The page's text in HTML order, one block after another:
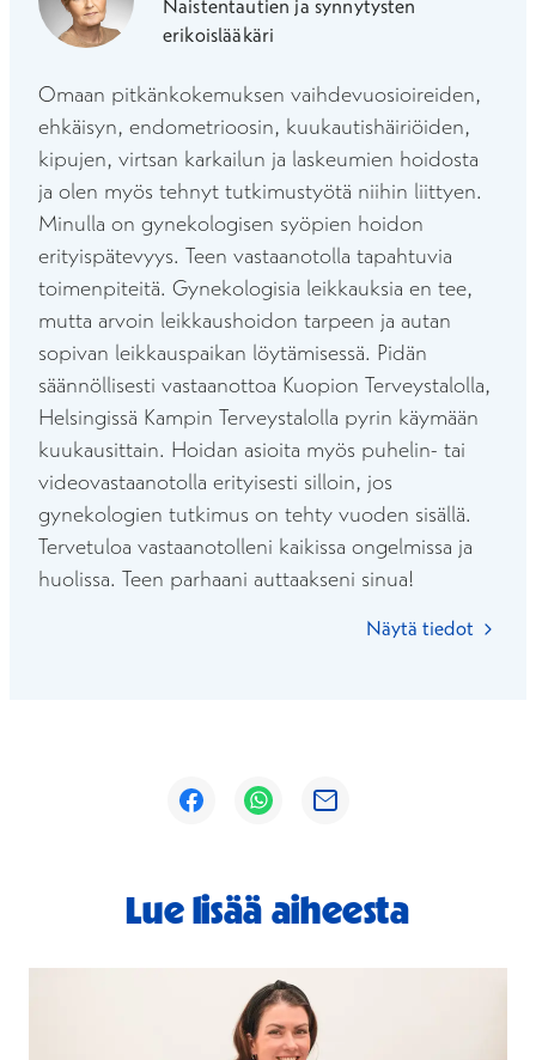
Naistentautien ja synnytysten
erikoislääkäri
Omaan pitkänkokemuksen vaihdevuosioireiden,
ehkäisyn, endometrioosin, kuukautishäiriöiden,
kipujen, virtsan karkailun ja laskeumien hoidosta
ja olen myös tehnyt tutkimustyötä niihin liittyen.
Minulla on gynekologisen syöpien hoidon
erityispätevyys. Teen vastaanotolla tapahtuvia
toimenpiteitä. Gynekologisia leikkauksia en tee,
mutta arvoin leikkaushoidon tarpeen ja autan
sopivan leikkauspaikan löytämisessä. Pidän
säännöllisesti vastaanottoa Kuopion Terveystalolla,
Helsingissä Kampin Terveystalolla pyrin käymään
kuukausittain. Hoidan asioita myös puhelin- tai
videovastaanotolla erityisesti silloin, jos
gynekologien tutkimus on tehty vuoden sisällä.
Tervetuloa vastaanotolleni kaikissa ongelmissa ja
huolissa. Teen parhaani auttaakseni sinua!
Näytä tiedot
Avautuu uuteen ikkunaan
Avautuu uuteen ikkunaan
Avautuu uuteen ikkunaan
Lue lisää aiheesta